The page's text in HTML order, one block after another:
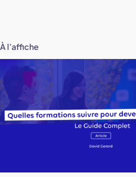
À l’affiche